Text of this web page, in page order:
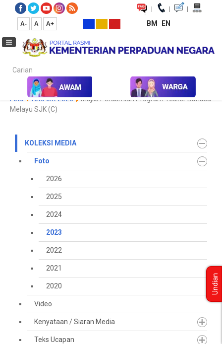
| | |
A- A A+ BM EN
Carian...
Laman Utama Media Koleksi Media Foto 2023
Galeri
Foto
foto okt 2023
Majlis Perasmian Program Teater Bahasa
Melayu SJK (C)
KOLEKSI MEDIA
Foto
2026
2025
2024
2023
2022
2021
2020
Video
Kenyataan / Siaran Media
Teks Ucapan
Undian